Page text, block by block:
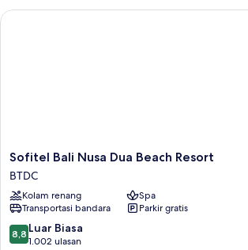
tidur,
Sofitel
Bali
Nusa
Dua
Beach
Resort
BTDC
Sofitel Bali Nusa Dua Beach Resort
BTDC
Kolam renang
Spa
Transportasi bandara
Parkir gratis
8.8
dari
8,8 Luar Biasa
1.002 ulasan
Sofitel Bali Nusa Dua Beach Resort